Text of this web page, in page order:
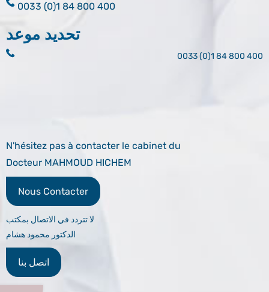
0033 (0)1 84 800 400
تحديد موعد
0033 (0)1 84 800 400
N'hésitez pas à contacter le cabinet du
Docteur MAHMOUD HICHEM
Nous Contacter
لا تتردد في الاتصال بمكتب
الدكتور محمود هشام
اتصل بنا